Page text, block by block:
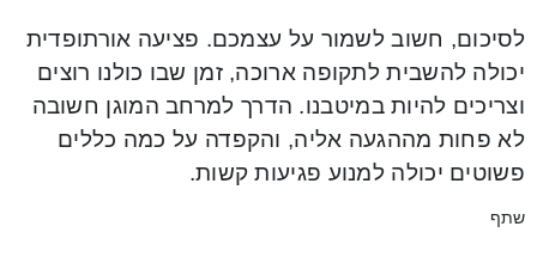
לסיכום, חשוב לשמור על עצמכם. פציעה אורתופדית
יכולה להשבית לתקופה ארוכה, זמן שבו כולנו רוצים
וצריכים להיות במיטבנו. הדרך למרחב המוגן חשובה
לא פחות מההגעה אליה, והקפדה על כמה כללים
פשוטים יכולה למנוע פגיעות קשות.
שתף